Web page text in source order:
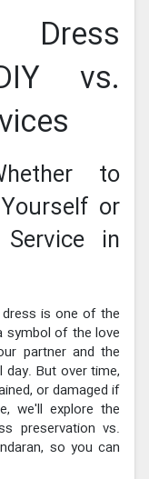
vs.
to
or
in
is one of the
symbol of the love
partner and the
But over time,
or damaged if
we'll explore the
preservation vs.
so you can